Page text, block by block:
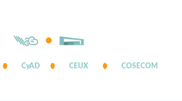
CyAD CEUX COSECOM